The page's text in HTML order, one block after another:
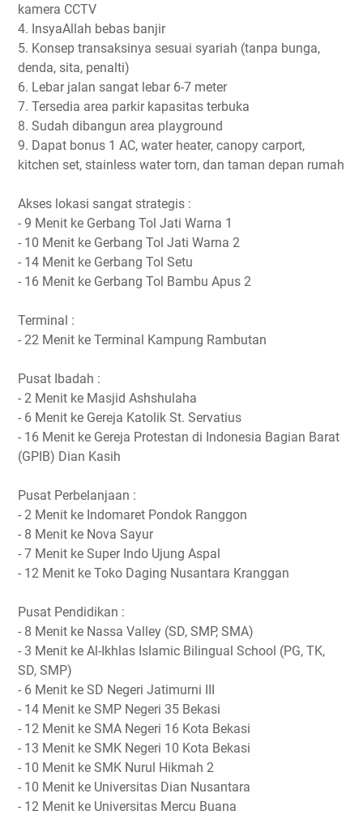
kamera CCTV
4. InsyaAllah bebas banjir
5. Konsep transaksinya sesuai syariah (tanpa bunga,
denda, sita, penalti)
6. Lebar jalan sangat lebar 6-7 meter
7. Tersedia area parkir kapasitas terbuka
8. Sudah dibangun area playground
9. Dapat bonus 1 AC, water heater, canopy carport,
kitchen set, stainless water torn, dan taman depan rumah
Akses lokasi sangat strategis :
- 9 Menit ke Gerbang Tol Jati Warna 1
- 10 Menit ke Gerbang Tol Jati Warna 2
- 14 Menit ke Gerbang Tol Setu
- 16 Menit ke Gerbang Tol Bambu Apus 2
Terminal :
- 22 Menit ke Terminal Kampung Rambutan
Pusat Ibadah :
- 2 Menit ke Masjid Ashshulaha
- 6 Menit ke Gereja Katolik St. Servatius
- 16 Menit ke Gereja Protestan di Indonesia Bagian Barat
(GPIB) Dian Kasih
Pusat Perbelanjaan :
- 2 Menit ke Indomaret Pondok Ranggon
- 8 Menit ke Nova Sayur
- 7 Menit ke Super Indo Ujung Aspal
- 12 Menit ke Toko Daging Nusantara Kranggan
Pusat Pendidikan :
- 8 Menit ke Nassa Valley (SD, SMP, SMA)
- 3 Menit ke Al-Ikhlas Islamic Bilingual School (PG, TK,
SD, SMP)
- 6 Menit ke SD Negeri Jatimurni III
- 14 Menit ke SMP Negeri 35 Bekasi
- 12 Menit ke SMA Negeri 16 Kota Bekasi
- 13 Menit ke SMK Negeri 10 Kota Bekasi
- 10 Menit ke SMK Nurul Hikmah 2
- 10 Menit ke Universitas Dian Nusantara
- 12 Menit ke Universitas Mercu Buana